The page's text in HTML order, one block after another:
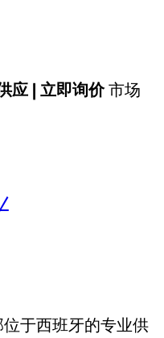
应 | 立即询价市场
/
于西班牙的专业供